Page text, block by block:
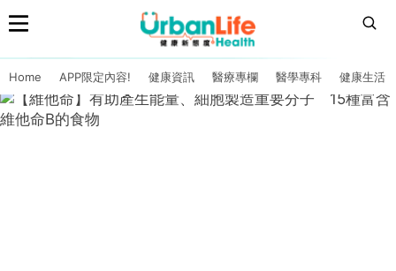
Home APP限定內容! 健康資訊 醫療專欄 醫學專科 健康生活